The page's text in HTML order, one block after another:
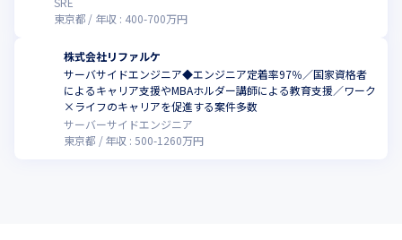
東京都
年収 : 400-700万円
株式会社リファルケ
サーバサイドエンジニア◆エンジニア定着率97％／国家資格者
によるキャリア支援やMBAホルダー講師による教育支援／ワーク
×ライフのキャリアを促進する案件多数
サーバーサイドエンジニア
東京都
年収 :500-1260万円